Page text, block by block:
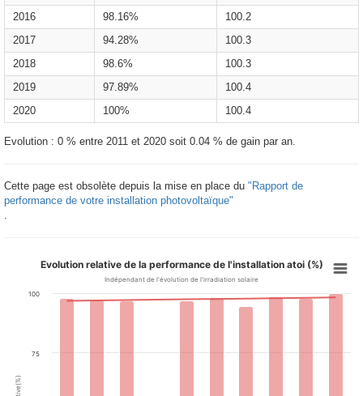
2016
98.16%
100.2
2017
94.28%
100.3
2018
98.6%
100.3
2019
97.89%
100.4
2020
100% 100.4
Evolution : 0 % entre 2011 et 2020 soit 0.04 % de gain par an.
Cette page est obsolète depuis la mise en place du "Rapport de
performance de votre installation photovoltaïque"
Evolution relative de la performance de l'installation atoi (%)
Indépendant de l'évolution de l'irradiation solaire
75
100